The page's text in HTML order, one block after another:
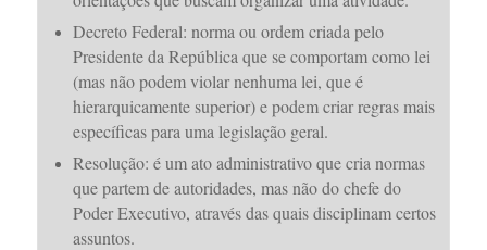
Decreto Federal: norma ou ordem criada pelo
Presidente da República que se comportam como lei
(mas não podem violar nenhuma lei, que é
hierarquicamente superior) e podem criar regras mais
específicas para uma legislação geral.
Resolução: é um ato administrativo que cria normas
que partem de autoridades, mas não do chefe do
Poder Executivo, através das quais disciplinam certos
assuntos.